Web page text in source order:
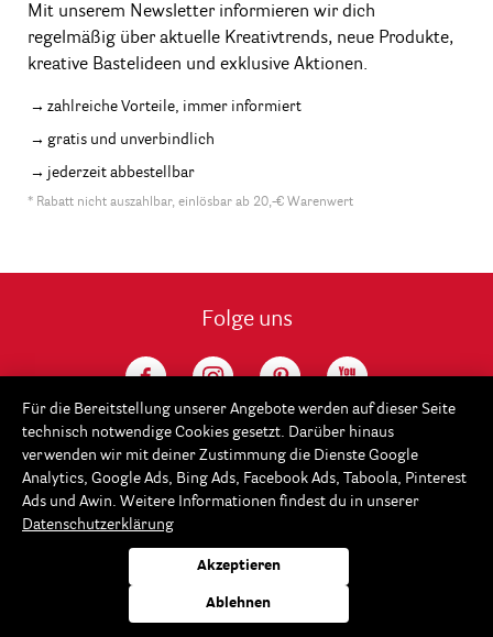
Mit unserem Newsletter informieren wir dich
regelmäßig über aktuelle Kreativtrends, neue Produkte,
kreative Bastelideen und exklusive Aktionen.
zahlreiche Vorteile, immer informiert
gratis und unverbindlich
jederzeit abbestellbar
* Rabatt nicht auszahlbar, einlösbar ab 20,-€ Warenwert
Folge uns
Service
Für die Bereitstellung unserer Angebote werden auf dieser Seite
technisch notwendige Cookies gesetzt. Darüber hinaus
verwenden wir mit deiner Zustimmung die Dienste Google
Analytics, Google Ads, Bing Ads, Facebook Ads, Taboola, Pinterest
Ads und Awin. Weitere Informationen findest du in unserer
Datenschutzerklärung
Akzeptieren
Ablehnen